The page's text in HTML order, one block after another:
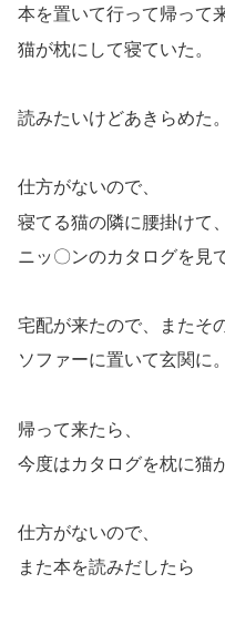
本を置いて行って帰って
猫が枕にして寝ていた。
読みたいけどあきらめた。
仕方がないので、
寝てる猫の隣に腰掛けて、
ニッ〇ンのカタログを見
宅配が来たので、またそ
ソファーに置いて玄関に。
帰って来たら、
今度はカタログを枕に猫
仕方がないので、
また本を読みだしたら